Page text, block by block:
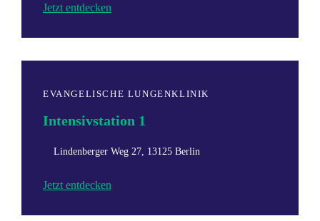
Jetzt entdecken
EVANGELISCHE LUNGENKLINIK
Intensivstation 1
Lindenberger Weg 27, 13125 Berlin
Jetzt entdecken